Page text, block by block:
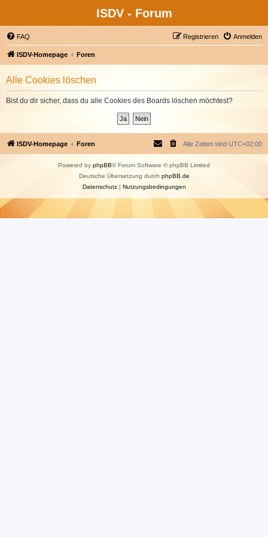
ISDV - Forum
FAQ Anmelden
Registrieren
ISDV-Homepage Foren
Alle Cookies löschen
Bist du dir sicher, dass du alle Cookies des Boards löschen möchtest?
ISDV-Homepage Foren Alle Zeiten sind UTC+02:00
Powered by phpBB® Forum Software © phpBB Limited
Deutsche Übersetzung durch phpBB.de
Datenschutz| Nutzungsbedingungen